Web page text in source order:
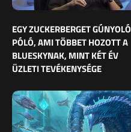
EGY ZUCKERBERGET GÚNYOLÓ
PÓLÓ, AMI TÖBBET HOZOTT A
BLUESKYNAK, MINT KÉT ÉV
ÜZLETI TEVÉKENYSÉGE